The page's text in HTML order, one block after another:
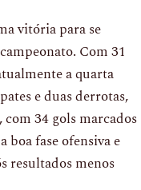
vitória para se
Com 31
a quarta
e duas derrotas,
34 gols marcados
boa fase ofensiva e
resultados menos